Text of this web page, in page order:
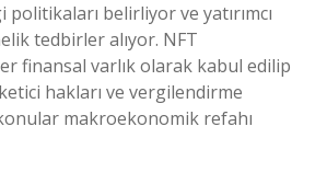
belirliyor ve yatırımcı
tedbirler alıyor. NFT
finansal varlık olarak kabul edilip
hakları ve vergilendirme
makroekonomik refahı